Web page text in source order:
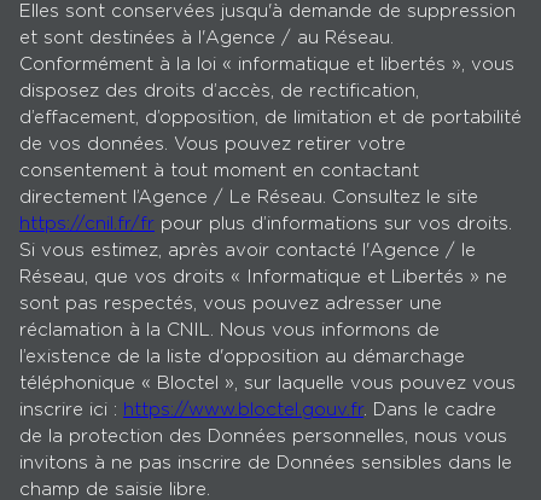
Elles sont conservées jusqu'à demande de suppression
et sont destinées à l'Agence / au Réseau.
Conformément à la loi « informatique et libertés », vous
disposez des droits d’accès, de rectification,
d’effacement, d’opposition, de limitation et de portabilité
de vos données. Vous pouvez retirer votre
consentement à tout moment en contactant
directement l’Agence / Le Réseau. Consultez le site
https://cnil.fr/fr pour plus d’informations sur vos droits.
Si vous estimez, après avoir contacté l'Agence / le
Réseau, que vos droits « Informatique et Libertés » ne
sont pas respectés, vous pouvez adresser une
réclamation à la CNIL. Nous vous informons de
l’existence de la liste d'opposition au démarchage
téléphonique « Bloctel », sur laquelle vous pouvez vous
inscrire ici : https://www.bloctel.gouv.fr. Dans le cadre
de la protection des Données personnelles, nous vous
invitons à ne pas inscrire de Données sensibles dans le
champ de saisie libre.